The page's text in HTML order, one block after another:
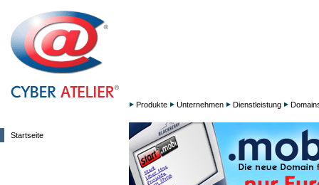
Startseite
Produkte Unternehmen Dienstleistung